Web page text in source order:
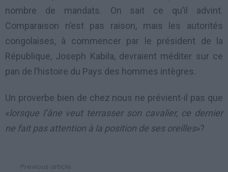
nombre de mandats. On sait ce qu’il advint.
Comparaison n’est pas raison, mais les autorités
congolaises, à commencer par le président de la
République, Joseph Kabila, devraient méditer sur ce
pan de l’histoire du Pays des hommes intègres.
Un proverbe bien de chez nous ne prévient-il pas que
«lorsque l’âne veut terrasser son cavalier, ce dernier
ne fait pas attention à la position de ses oreilles»?
Previous article